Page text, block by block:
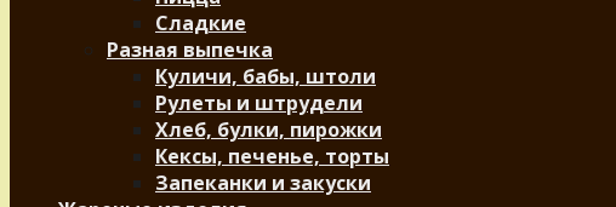
Сладкие
Разная выпечка
Куличи, бабы, штоли
Рулеты и штрудели
Хлеб, булки, пирожки
Кексы, печенье, торты
Запеканки и закуски